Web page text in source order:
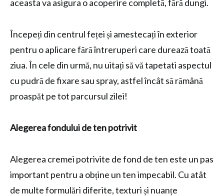
aceasta va asigura o acoperire completă, fără dungi.
Începeți din centrul feței și amestecați în exterior
pentru o aplicare fără întreruperi care durează toată
ziua. În cele din urmă, nu uitați să vă tapetati aspectul
cu pudră de fixare sau spray, astfel încât să rămână
proaspăt pe tot parcursul zilei!
Alegerea fondului de ten potrivit
Alegerea cremei potrivite de fond de ten este un pas
important pentru a obține un ten impecabil. Cu atât
de multe formulări diferite, texturi și nuanțe